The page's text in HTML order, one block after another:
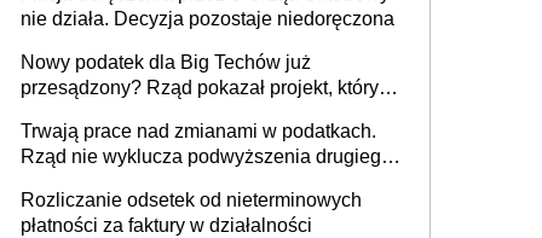
nie działa. Decyzja pozostaje niedoręczona
Nowy podatek dla Big Techów już
przesądzony? Rząd pokazał projekt, który
Trwają prace nad zmianami w podatkach.
Rząd nie wyklucza podwyższenia drugiego
Rozliczanie odsetek od nieterminowych
płatności za faktury w działalności